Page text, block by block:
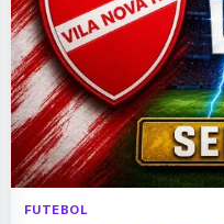
FUTEBOL